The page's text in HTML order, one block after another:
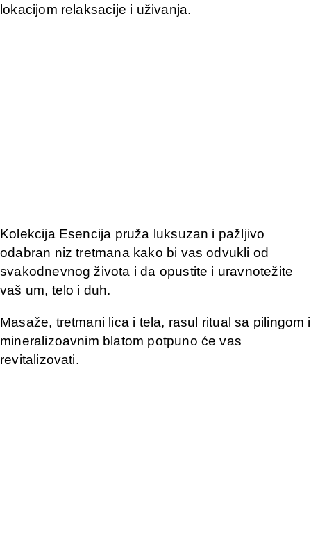
lokacijom relaksacije i uživanja.
Kolekcija Esencija pruža luksuzan i pažljivo
odabran niz tretmana kako bi vas odvukli od
svakodnevnog života i da opustite i uravnotežite
vaš um, telo i duh.
Masaže, tretmani lica i tela, rasul ritual sa pilingom i
mineralizoavnim blatom potpuno će vas
revitalizovati.